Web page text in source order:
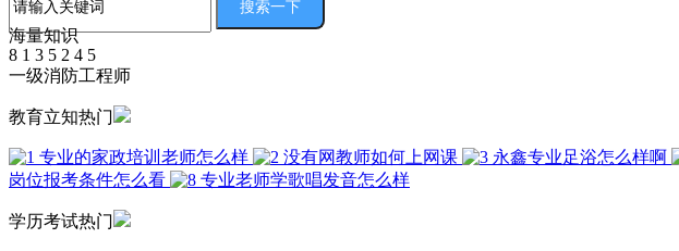
海量知识
8 1 3 5 2 4 5
一级消防工程师
教育立知热门
专业的家政培训老师怎么样 没有网教师如何上网课 永鑫专业足浴怎么样啊
岗位报考条件怎么看
专业老师学歌唱发音怎么样
学历考试热门